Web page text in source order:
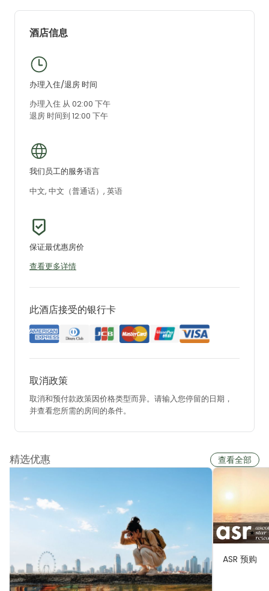
酒店信息
办理入住/退房 时间
办理入住 从 02:00 下午
退房 时间到 12:00 下午
我们员工的服务语言
中文, 中文（普通话）, 英语
保证最优惠房价
查看更多详情
此酒店接受的银行卡
取消政策
取消和预付款政策因价格类型而异。请输入您停留的日期，
并查看您所需的房间的条件。
精选优惠 查看全部
ASR 预购